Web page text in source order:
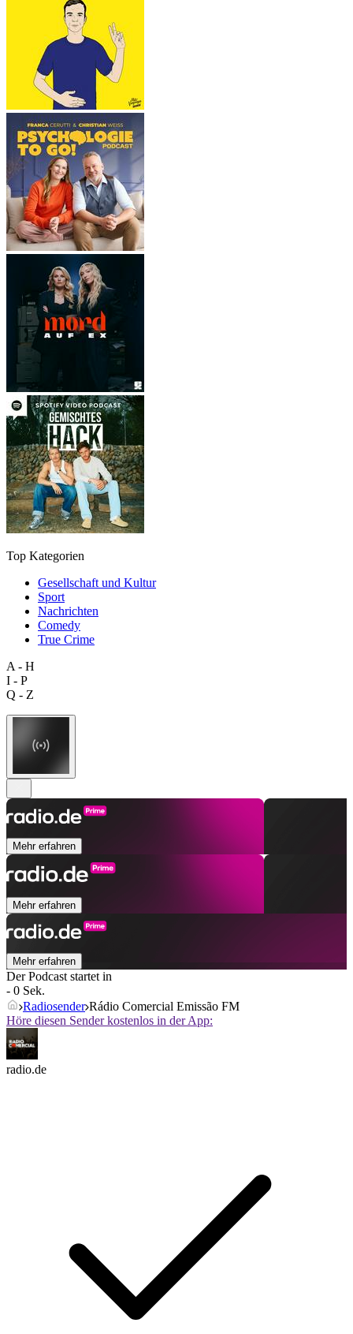
Top Kategorien
Gesellschaft und Kultur
Sport
Nachrichten
Comedy
True Crime
A - H
I - P
Q - Z
Mehr erfahren
Mehr erfahren
Mehr erfahren
Der Podcast startet in
- 0 Sek.
Radiosender Rádio Comercial Emissão FM
Höre diesen Sender kostenlos in der App:
radio.de